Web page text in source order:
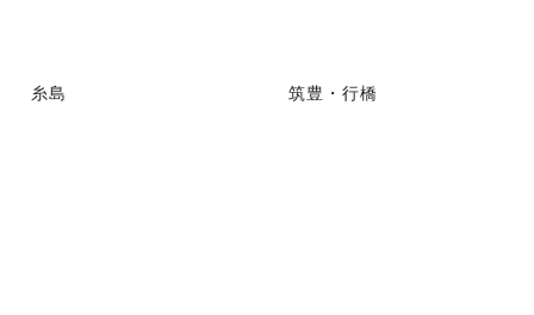
糸島 筑豊・行橋